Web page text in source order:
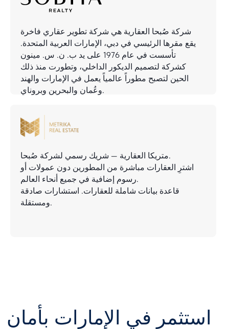
متريكا العقارية — شريك رسمي لشركة صُبحا.
اشترِ العقارات مباشرة من المطورين دون عمولات أو
رسوم إضافية في جميع أنحاء العالم.
قاعدة بيانات شاملة للعقارات. استشارات صادقة
ومستقلة.
شركة صُبحا العقارية هي شركة تطوير عقاري فاخرة
يقع مقرها الرئيسي في دبي، الإمارات العربية المتحدة.
تأسست في عام 1976 على يد ب. ن. س. مينون
كشركة لتصميم الديكور الداخلي، وتطورت منذ ذلك
الحين لتصبح مطوراً عالمياً يعمل في الإمارات والهند
وعُمان والبحرين وبروناي.
استثمر في الإمارات بأمان
وربحية
طلب إيجاري مرتفع على مدار العام
عائدات إيجار نموذجية تتراوح بين 6% و 9% (حسب
الموقع ونوع العقار)
ملكية حرة للأجانب في المناطق المخصصة
إشراف من RERA وحسابات ضمان للمشاريع قيد
الإنشاء